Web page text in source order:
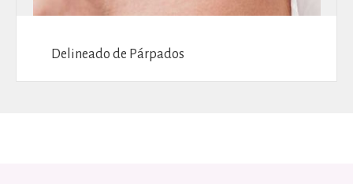
Delineado de Párpados